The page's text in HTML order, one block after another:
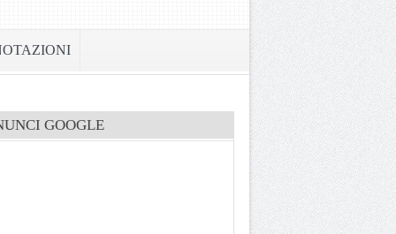
GOOGLE